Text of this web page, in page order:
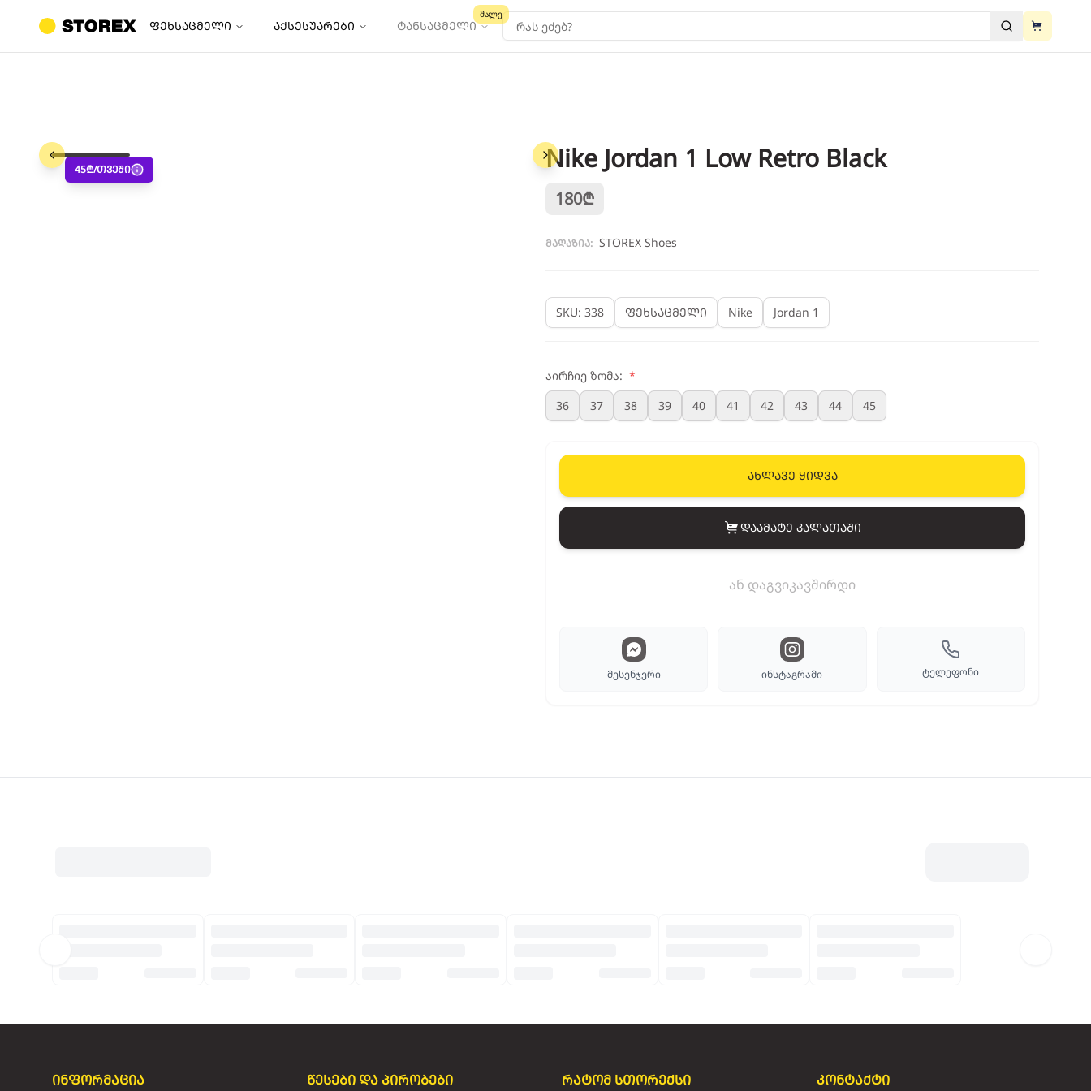
ფეხსაცმელი აქსესუარები ტანსაცმელი
მალე
ძებნაView cart
View cart
45₾/თვეში Nike Jordan 1 Low Retro Black
180₾
მაღაზია: STOREX Shoes
SKU: 338 ფეხსაცმელი Nike Jordan 1
აირჩიე ზომა: *
36
37 38 39 40 41 42 43 44 45
ახლავე ყიდვა
View cart
დაამატე კალათაში
ან დაგვიკავშირდი
მესენჯერი ინსტაგრამი ტელეფონი
ინფორმაცია წესები და პირობები რატომ სთორექსი კონტაქტი